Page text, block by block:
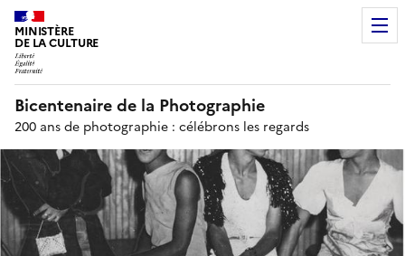
MINISTÈRE
DE LA CULTURE
Bicentenaire de la Photographie
200 ans de photographie : célébrons les regards